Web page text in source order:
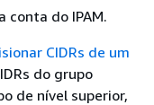
conta do IPAM.
CIDRs de um
do grupo
de nível superior,